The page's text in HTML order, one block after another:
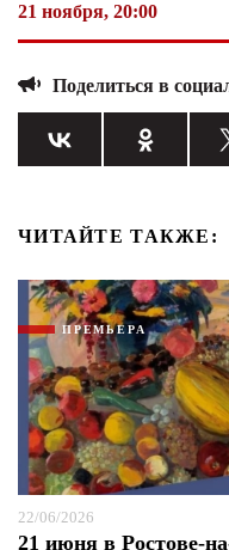
21 ноября, 20:00
Поделиться в
ЧИТАЙТЕ ТАКЖЕ:
ПРЕМЬЕРА
22/06/2026
21 июня в Ростове-